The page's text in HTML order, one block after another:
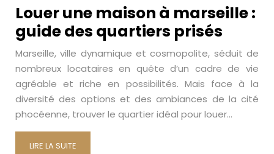
Louer une maison à marseille :
guide des quartiers prisés
Marseille, ville dynamique et cosmopolite, séduit de
nombreux locataires en quête d’un cadre de vie
agréable et riche en possibilités. Mais face à la
diversité des options et des ambiances de la cité
phocéenne, trouver le quartier idéal pour louer…
LIRE LA SUITE